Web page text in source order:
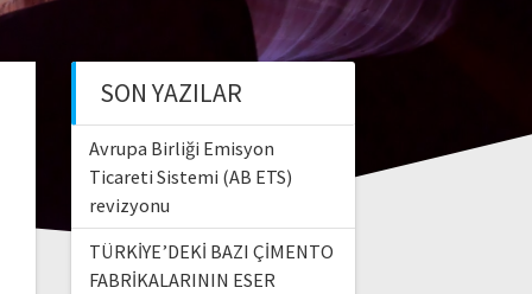
SON YAZILAR
Avrupa Birliği Emisyon
Ticareti Sistemi (AB ETS)
revizyonu
TÜRKİYE’DEKİ BAZI ÇİMENTO
FABRİKALARININ ESER